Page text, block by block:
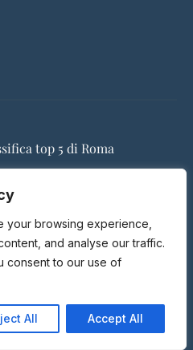
your browsing experience,
and analyse our traffic.
consent to our use of
All Accept All
top 5 di Roma